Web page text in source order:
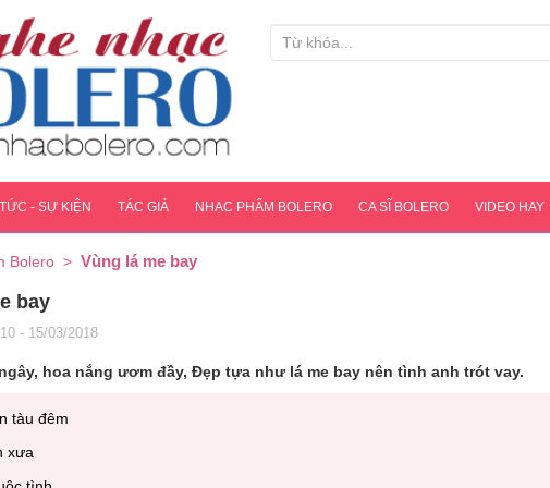
- SỰ KIỆN TÁC GIẢ NHẠC PHẨM BOLERO CA SĨ BOLERO VIDEO HAY
Bolero > Vùng lá me bay
bay
- 15/03/2018
hoa nắng ươm đầy, Đẹp tựa như lá me bay nên tình anh trót vay.
tàu đêm
xưa